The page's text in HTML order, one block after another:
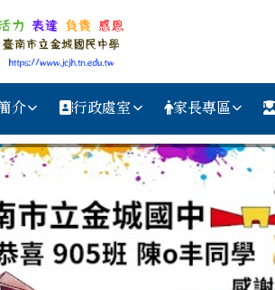
資訊網
介 行政處室 家長專區